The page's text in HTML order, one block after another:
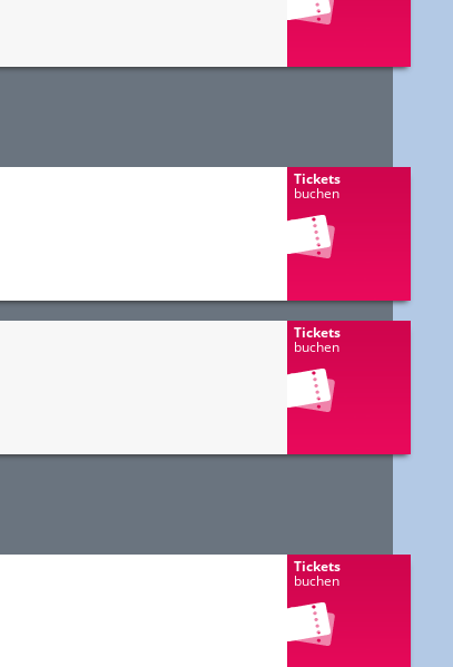
Tickets
buchen
Tickets
buchen
Tickets
buchen